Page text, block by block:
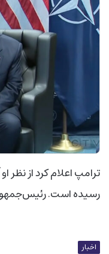
ترامپ اعلام کرد از نظر
رسیده است.
اخبار